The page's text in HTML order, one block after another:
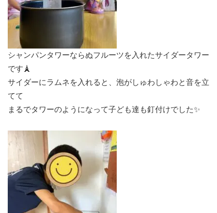
シャンパンタワーならぬフルーツを入れたサイダータワー
です🗼
サイダーにラムネを入れると、泡がしゅわしゃわと音を立
てて
まるでタワーのようになって子ども達も釘付けでした✨